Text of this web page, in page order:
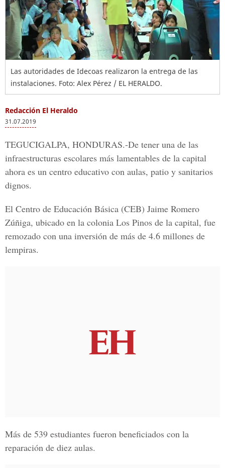
Las autoridades de Idecoas realizaron la entrega de las
instalaciones. Foto: Alex Pérez / EL HERALDO.
Redacción El Heraldo
31.07.2019
TEGUCIGALPA, HONDURAS.-De tener una de las
infraestructuras escolares más lamentables de la capital
ahora es un centro educativo con aulas, patio y sanitarios
dignos.
El Centro de Educación Básica (CEB) Jaime Romero
Zúñiga, ubicado en la colonia Los Pinos de la capital, fue
remozado con una inversión de más de 4.6 millones de
lempiras.
Más de 539 estudiantes fueron beneficiados con la
reparación de diez aulas.